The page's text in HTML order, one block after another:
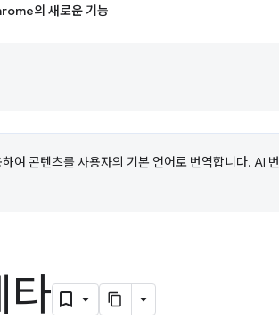
의 새로운 기능
여 콘텐츠를 사용자의 기본 언어로 번역합니다. AI 번
타